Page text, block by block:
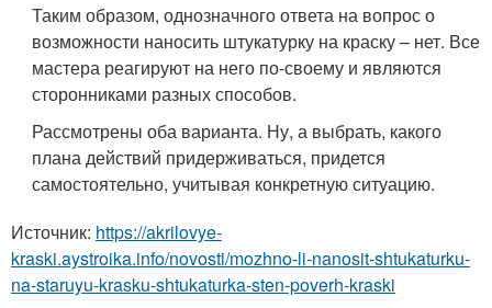
Таким образом, однозначного ответа на вопрос о
возможности наносить штукатурку на краску – нет. Все
мастера реагируют на него по-своему и являются
сторонниками разных способов.
Рассмотрены оба варианта. Ну, а выбрать, какого
плана действий придерживаться, придется
самостоятельно, учитывая конкретную ситуацию.
Источник: https://akrilovye-
kraski.aystroika.info/novosti/mozhno-li-nanosit-shtukaturku-
na-staruyu-krasku-shtukaturka-sten-poverh-kraski